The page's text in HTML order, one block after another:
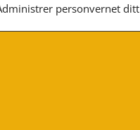
personvernet ditt